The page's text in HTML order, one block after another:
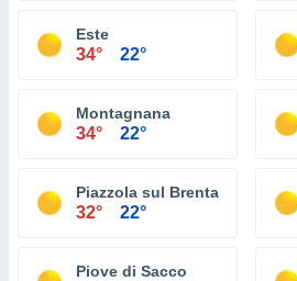
Este
34° 22°
Montagnana
34° 22°
Piazzola sul Brenta
32° 22°
Piove di Sacco